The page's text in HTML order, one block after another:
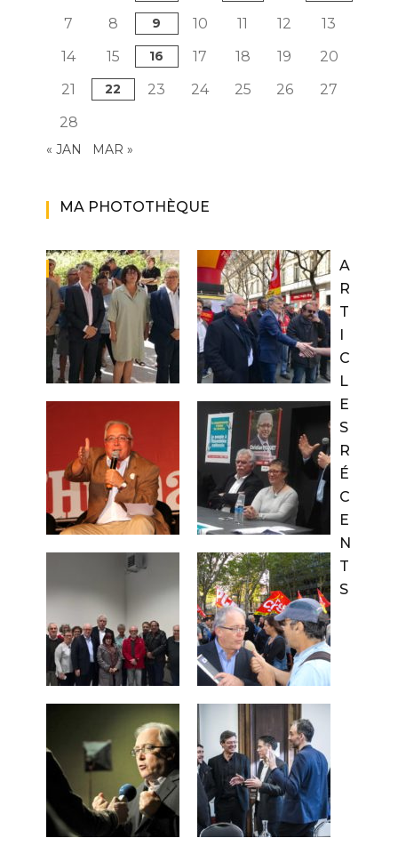
7 8 9 10 11 12
13
14
15 16 17 18 19
20
21
22 23 24 25 26
27
28
« JAN MAR »
MA PHOTOTHÈQUE
A
R
T
I
C
L
E
S
R
É
C
E
N
T
S